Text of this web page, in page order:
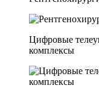
Цифровые
комплексы